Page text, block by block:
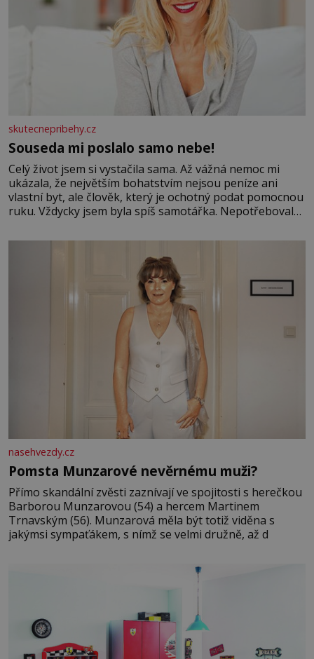
skutecnepribehy.cz
Souseda mi poslalo samo nebe!
Celý život jsem si vystačila sama. Až vážná nemoc mi
ukázala, že největším bohatstvím nejsou peníze ani
vlastní byt, ale člověk, který je ochotný podat pomocnou
ruku. Vždycky jsem byla spíš samotářka. Nepotřebovala
mi knihy, práce a hlavně klid. Hned po studiích jsem
nasehvezdy.cz
Pomsta Munzarové nevěrnému muži?
Přímo skandální zvěsti zaznívají ve spojitosti s herečkou
Barborou Munzarovou (54) a hercem Martinem
Trnavským (56). Munzarová měla být totiž viděna s
jakýmsi sympaťákem, s nímž se velmi družně, až d